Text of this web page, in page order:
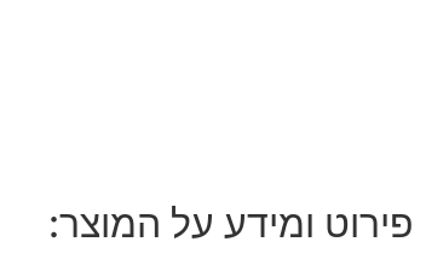
פירוט ומידע על המוצר: